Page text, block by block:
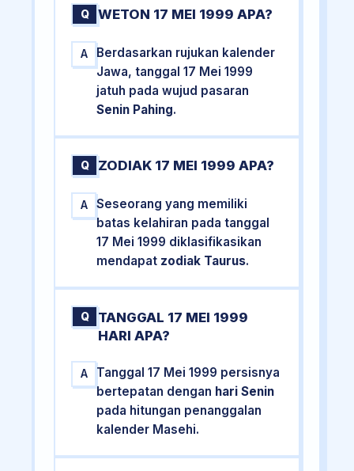
Q WETON 17 MEI 1999 APA?
A
Berdasarkan rujukan kalender
Jawa, tanggal 17 Mei 1999
jatuh pada wujud pasaran
Senin Pahing.
Q ZODIAK 17 MEI 1999 APA?
A
Seseorang yang memiliki
batas kelahiran pada tanggal
17 Mei 1999 diklasifikasikan
mendapat zodiak Taurus.
Q
TANGGAL 17 MEI 1999
HARI APA?
A
Tanggal 17 Mei 1999 persisnya
bertepatan dengan hari Senin
pada hitungan penanggalan
kalender Masehi.